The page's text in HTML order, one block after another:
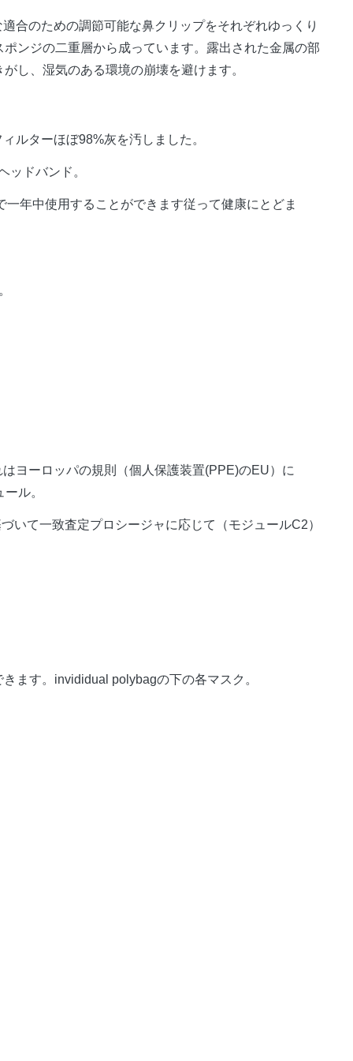
合のための調節可能な鼻クリップをそれぞれゆっくり
ンジの二重層から成っています。露出された金属の部
し、湿気のある環境の崩壊を避けます。
ルターほぼ98%灰を汚しました。
ッドバンド。
年中使用することができます従って健康にとどま
ヨーロッパの規則（個人保護装置(PPE)のEU）に
ル。
いて一致査定プロシージャに応じて（モジュールC2）
ます。invididual polybagの下の各マスク。